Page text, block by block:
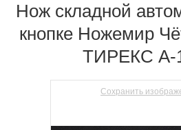
Нож складной
кнопке Ножемир
ТИРЕКС A-
Сохранить